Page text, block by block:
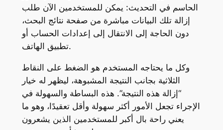
الحاسم في التحديث: يمكن للمستخدمين الآن طلب
إزالة تلك البيانات مباشرة من صفحة نتائج البحث،
دون الحاجة إلى الانتقال إلى إعدادات الحساب أو
تطبيق الهاتف.
وكل ما يحتاجه المستخدم هو الضغط على النقاط
الثلاثية بجانب النتيجة المشبوهة، ليظهر له خيار
“إزالة هذه النتيجة”. هذه البساطة والسهولة في
الإجراء تجعل الأمور أكثر سهولة وأقل تعقيدًا، وهو ما
يعني راحة بال أكبر للمستخدمين الذين يشعرون